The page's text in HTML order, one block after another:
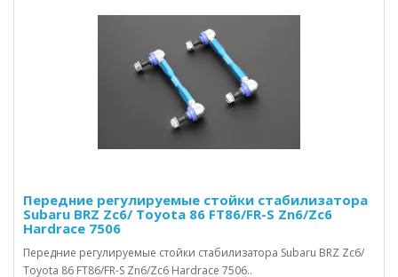
Передние регулируемые стойки стабилизатора
Subaru BRZ Zc6/ Toyota 86 FT86/FR-S Zn6/Zc6
Hardrace 7506
Передние регулируемые стойки стабилизатора Subaru BRZ Zc6/
Toyota 86 FT86/FR-S Zn6/Zc6 Hardrace 7506..